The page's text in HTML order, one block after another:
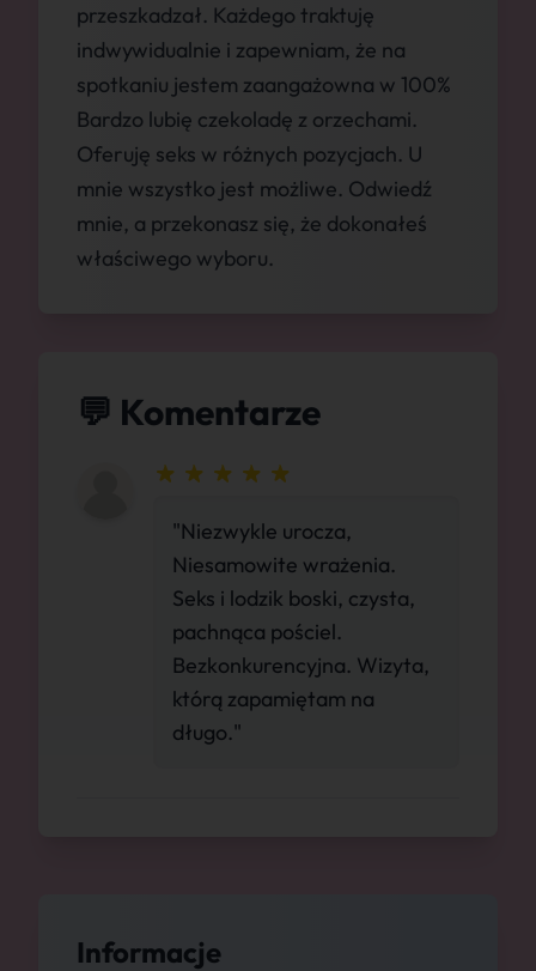
Informacje
przeszkadzał. Każdego traktuję
indwywidualnie i zapewniam, że na
spotkaniu jestem zaangażowna w 100%
Bardzo lubię czekoladę z orzechami.
Oferuję seks w różnych pozycjach. U
mnie wszystko jest możliwe. Odwiedź
mnie, a przekonasz się, że dokonałeś
właściwego wyboru.
💬 Komentarze
"Niezwykle urocza,
Niesamowite wrażenia.
Seks i lodzik boski, czysta,
pachnąca pościel.
Bezkonkurencyjna. Wizyta,
którą zapamiętam na
długo."